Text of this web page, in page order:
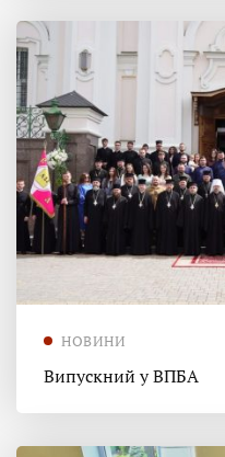
НОВИНИ
Випускний у ВПБА